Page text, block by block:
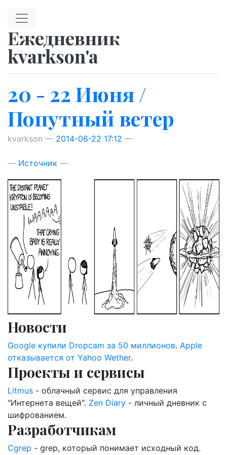
Ежедневник
kvarkson'a
20 - 22 Июня /
Попутный ветер
kvarkson 2014-06-22 17:12
Источник
Новости
Google купили Dropcam за 50 миллионов. Apple
отказывается от Yahoo Wether.
Проекты и сервисы
Litmus - облачный сервис для управления
"Интернета вещей". Zen Diary - личный дневник с
шифрованием.
Разработчикам
Cgrep - grep, который понимает исходный код.